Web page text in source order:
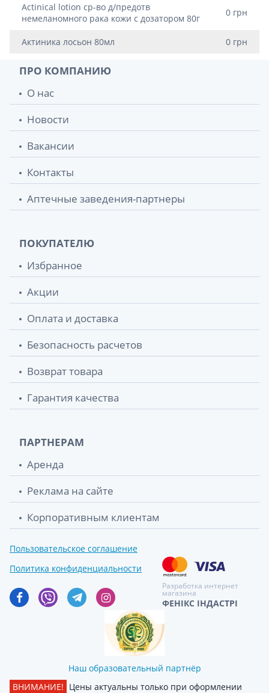
Actinical lotion ср-во д/предотв
немеланомного рака кожи с дозатором 80г
0 грн
Актиника лосьон 80мл 0 грн
ПРО КОМПАНИЮ
О нас
Новости
Вакансии
Контакты
Аптечные заведения-партнеры
ПОКУПАТЕЛЮ
Избранное
Акции
Оплата и доставка
Безопасность расчетов
Возврат товара
Гарантия качества
ПАРТНЕРАМ
Аренда
Реклама на сайте
Корпоративным клиентам
Пользовательское соглашение
Политика конфиденциальности
Разработка интернет
магазина
ФЕНІКС ІНДАСТРІ
Наш образовательный партнёр
ВНИМАНИЕ! Цены актуальны только при оформлении